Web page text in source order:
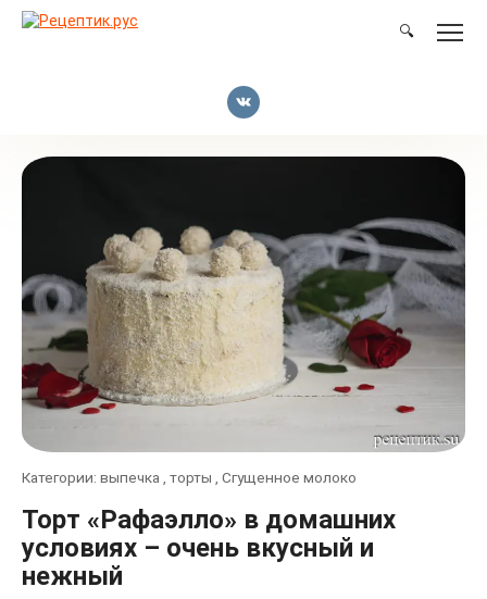
Перейти
🔍
Категории: выпечка , торты , Сгущенное молоко
Торт «Рафаэлло» в домашних
условиях – очень вкусный и
нежный